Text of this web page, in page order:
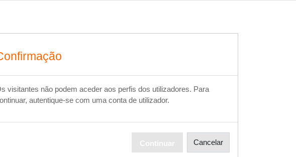
visitantes não podem aceder aos perfis dos utilizadores. Para
autentique-se com uma conta de utilizador.
Continuar Cancelar